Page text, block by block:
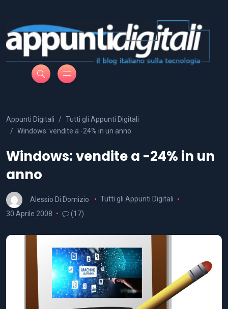
Appunti Digitali
Tutti gli Appunti Digitali
Windows: vendite a -24% in un anno
Windows: vendite a -24% in un
anno
Alessio Di Domizio
Tutti gli Appunti Digitali
30 Aprile 2008
(17)